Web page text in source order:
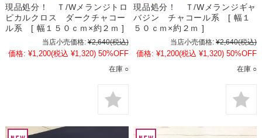
現品処分！ Ｔ/Wメランジトロ
ピカルクロス ダークチャコー
ル系 [ 幅１５０ｃｍ×約２ｍ ]
当店小売価格: ¥2,640(税込)
価格: ¥1,200(税込 ¥1,320) 50%OFF
在庫 ○
現品処分！ Ｔ/Wメランジギャ
バジン チャコール系 [ 幅１
５０ｃｍ×約２ｍ ]
当店小売価格: ¥2,640(税込)
価格: ¥1,200(税込 ¥1,320) 50%OFF
在庫 ○